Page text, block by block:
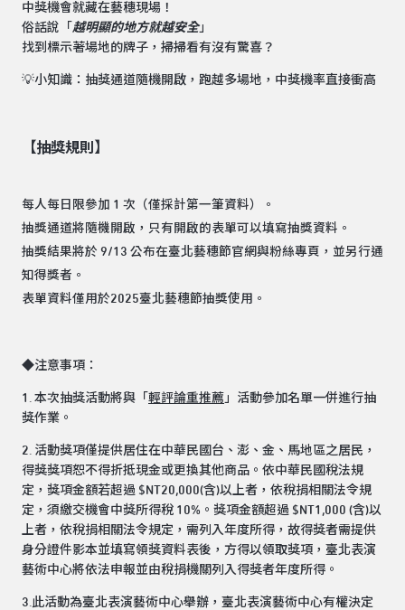
中獎機會就藏在藝穗現場！
俗話說「 越明顯的地方就越安全」
找到標示著場地的牌子，掃掃看有沒有驚喜？
💡小知識：抽獎通道隨機開啟，跑越多場地，中獎機率直接衝高
【抽獎規則】
每人每日限參加 1 次（僅採計第一筆資料）。
抽獎通道將隨機開啟，只有開啟的表單可以填寫抽獎資料。
抽獎結果將於 9/13 公布在臺北藝穗節官網與粉絲專頁，並另行通
知得獎者。
表單資料僅用於2025臺北藝穗節抽獎使用。
◆注意事項：
1. 本次抽獎活動將與「 輕評論重推薦 」活動參加名單一併進行抽
獎作業。
2. 活動獎項僅提供居住在中華民國台、澎、金、馬地區之居民，
得獎獎項恕不得折抵現金或更換其他商品。依中華民國稅法規
定，獎項金額若超過 $NT20,000(含)以上者，依稅捐相關法令規
定，須繳交機會中獎所得稅 10%。獎項金額超過 $NT1,000 (含)以
上者，依稅捐相關法令規定，需列入年度所得，故得獎者需提供
身分證件影本並填寫領獎資料表後，方得以領取獎項，臺北表演
藝術中心將依法申報並由稅捐機關列入得獎者年度所得。
3.此活動為臺北表演藝術中心舉辦，臺北表演藝術中心有權決定